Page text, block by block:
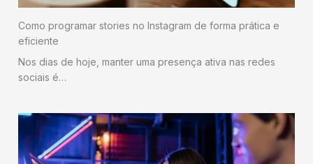
Como programar stories no Instagram de forma prática e
eficiente
Nos dias de hoje, manter uma presença ativa nas redes
sociais é…